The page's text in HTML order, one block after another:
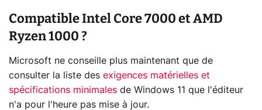
Compatible Intel Core 7000 et AMD
Ryzen 1000 ?
Microsoft ne conseille plus maintenant que de
consulter la liste des exigences matérielles et
spécifications minimales de Windows 11 que l'éditeur
n'a pour l'heure pas mise à jour.